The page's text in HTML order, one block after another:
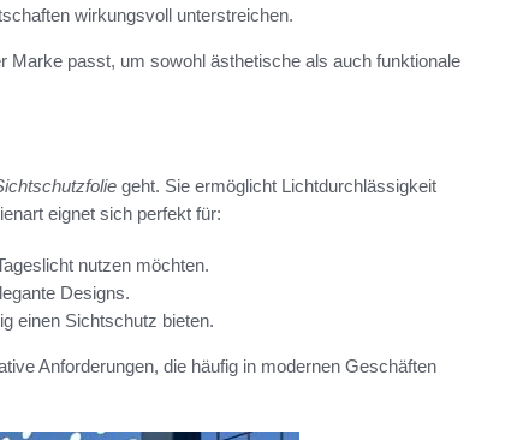
wirkungsvoll unterstreichen.
Marke passt, um sowohl ästhetische als auch funktionale
geht. Sie ermöglicht Lichtdurchlässigkeit
eignet sich perfekt für:
nutzen möchten.
Designs.
einen Sichtschutz bieten.
Anforderungen, die häufig in modernen Geschäften